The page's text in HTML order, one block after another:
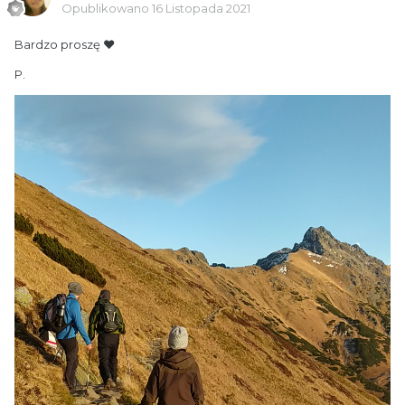
Opublikowano 16 Listopada 2021
Bardzo proszę ❤
P.